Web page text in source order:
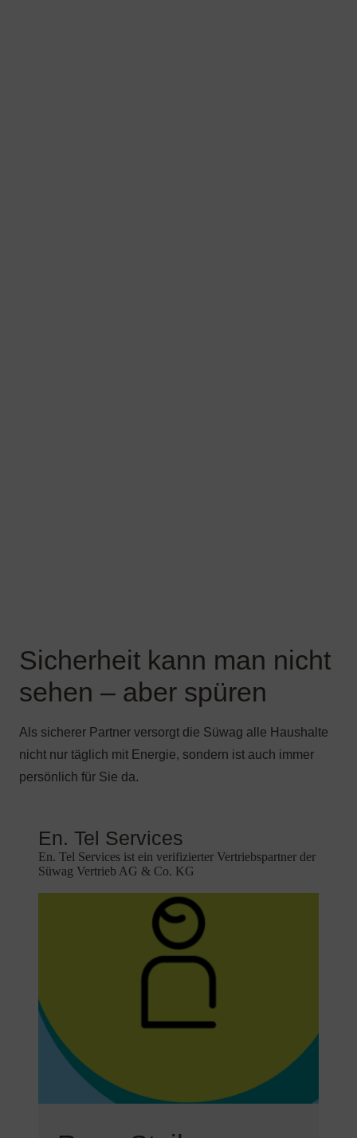
En. Tel Services ist ein verifizierter Vertriebspartner der
Süwag Vertrieb AG & Co. KG